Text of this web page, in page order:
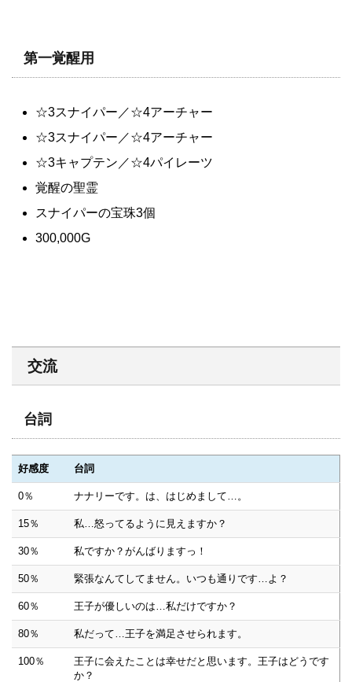
第一覚醒用
☆3スナイパー／☆4アーチャー
☆3スナイパー／☆4アーチャー
☆3キャプテン／☆4パイレーツ
覚醒の聖霊
スナイパーの宝珠3個
300,000G
交流
台詞
好感度 台詞
0％ ナナリーです。は、はじめまして…。
15％ 私…怒ってるように見えますか？
30％ 私ですか？がんばりますっ！
50％ 緊張なんてしてません。いつも通りです…よ？
60％ 王子が優しいのは…私だけですか？
80％ 私だって…王子を満足させられます。
100％
王子に会えたことは幸せだと思います。王子はどうです
か？